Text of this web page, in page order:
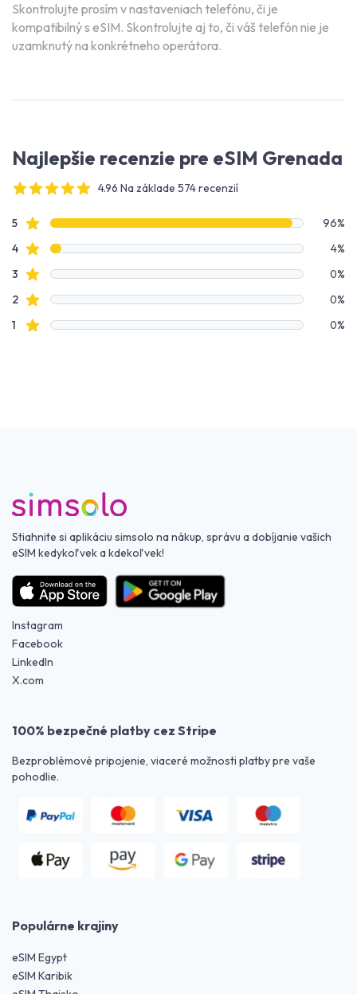
Skontrolujte prosím v nastaveniach telefónu, či je
kompatibilný s eSIM. Skontrolujte aj to, či váš telefón nie je
uzamknutý na konkrétneho operátora.
Najlepšie recenzie pre eSIM Grenada
4.96 Na základe 574 recenzií
Údaje o recenziách
5Hviezdičkové recenzie
96%
4Hviezdičkové recenzie
4%
3 Hviezdičkové recenzie
0%
2Hviezdičkové recenzie
0%
1 Hviezdičkové recenzie 0%
Stiahnite si aplikáciu simsolo na nákup, správu a dobíjanie vašich
eSIM kedykoľvek a kdekoľvek!
Instagram
Facebook
LinkedIn
X.com
100% bezpečné platby cez Stripe
Bezproblémové pripojenie, viaceré možnosti platby pre vaše
pohodlie.
Populárne krajiny
eSIM Egypt
eSIM Karibik